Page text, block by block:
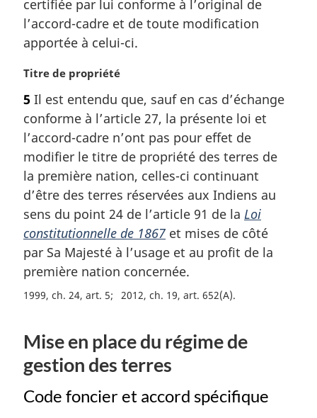
:i
n
a
e
certifiée par lui conforme à l’original de
l’accord-cadre et de toute modification
apportée à celui-ci.
N
t
e
m
a
g
i
n
a
e
:
Titre de propriété
5 Il est entendu que, sauf en cas d’échange
conforme à l’article 27, la présente loi et
l’accord-cadre n’ont pas pour effet de
modifier le titre de propriété des terres de
la première nation, celles-ci continuant
d’être des terres réservées aux Indiens au
sens du point 24 de l’article 91 de la Loi
constitutionnelle de 1867 et mises de côté
par Sa Majesté à l’usage et au profit de la
première nation concernée.
1999, ch. 24, art. 5 2012, ch. 19, art. 652(A)
Mise en place du régime de
gestion des terres
Code foncier et accord spécifique